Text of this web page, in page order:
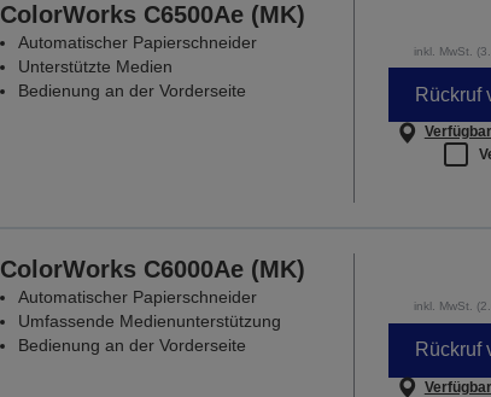
ColorWorks C6500Ae (MK)
Automatischer Papierschneider
Unterstützte Medien
Bedienung an der Vorderseite
inkl. MwSt.
Rückruf
ColorWorks C6000Ae (MK)
Automatischer Papierschneider
Umfassende Medienunterstützung
Bedienung an der Vorderseite
inkl. MwSt.
Rückruf